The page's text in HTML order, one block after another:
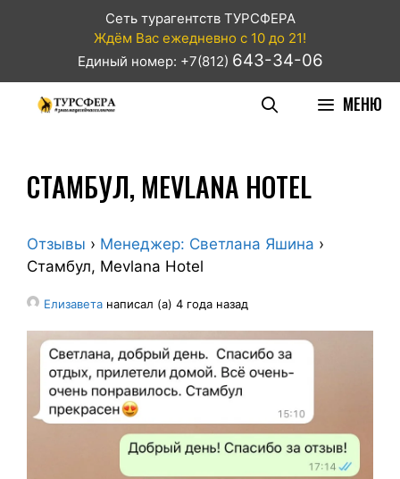
Сеть турагентств ТУРСФЕРА
Ждём Вас ежедневно с 10 до 21!
Единый номер: +7(812) 643-34-06
МЕНЮ
СТАМБУЛ, MEVLANA HOTEL
Отзывы › Менеджер: Светлана Яшина ›
Стамбул, Mevlana Hotel
Елизавета написал (а) 4 года назад